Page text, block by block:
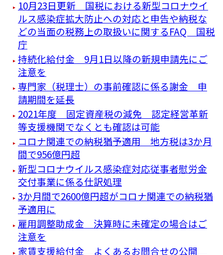
10月23日更新 国税における新型コロナウイ
ルス感染症拡大防止への対応と申告や納税な
どの当面の税務上の取扱いに関するFAQ 国税
庁
持続化給付金 9月1日以降の新規申請先にご
注意を
専門家（税理士）の事前確認に係る謝金 申
請期間を延長
2021年度 固定資産税の減免 認定経営革新
等支援機関でなくとも確認は可能
コロナ関連での納税猶予適用 地方税は3か月
間で956億円超
新型コロナウイルス感染症対応従事者慰労金
交付事業に係る仕訳処理
3か月間で2600億円超がコロナ関連での納税猶
予適用に
雇用調整助成金 決算時に未確定の場合はご
注意を
家賃支援給付金 よくあるお問合せの公開